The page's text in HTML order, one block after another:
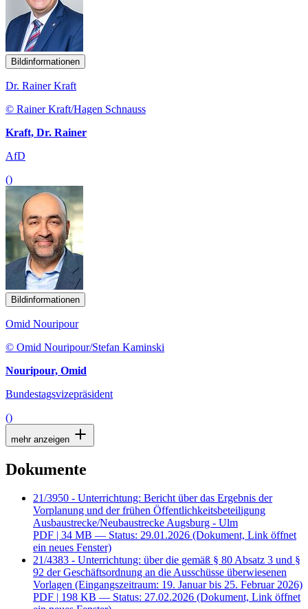
Bildinformationen
Dr. Rainer Kraft
© Rainer Kraft/Hagen Schnauss
Kraft, Dr. Rainer
AfD
()
Bildinformationen
Omid Nouripour
© Omid Nouripour/Stefan Kaminski
Nouripour, Omid
Bundestagsvizepräsident
()
mehr anzeigen
Dokumente
21/3950 - Unterrichtung: Bericht über das Ergebnis der
Vorplanung und der frühen Öffentlichkeitsbeteiligung
Ausbaustrecke/Neubaustrecke Augsburg - Ulm
PDF | 34 MB — Status: 29.01.2026 (Dokument, Link öffnet
ein neues Fenster)
21/4383 - Unterrichtung: über die gemäß § 80 Absatz 3 und §
92 der Geschäftsordnung an die Ausschüsse überwiesenen
Vorlagen (Eingangszeitraum: 19. Januar bis 25. Februar 2026)
PDF | 198 KB — Status: 27.02.2026 (Dokument, Link öffnet